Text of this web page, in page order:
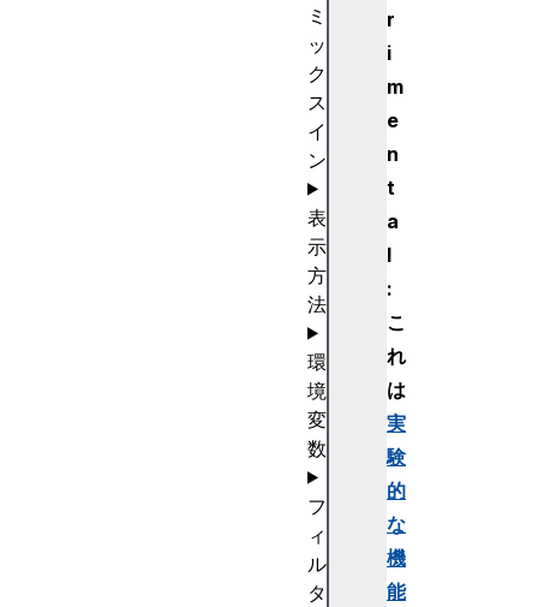
r
i
m
e
n
t
a
l
:
こ
れ
は
実
験
的
な
機
能
ミ
ッ
ク
ス
イ
ン
表
示
方
法
環
境
変
数
フ
ィ
ル
タ